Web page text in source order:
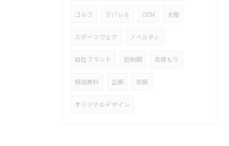
ゴルフ アパレル OEM 犬服
スポーツウェア ノベルティ
自社ブランド 短納期 見積もり
相談無料 企画 和服
オリジナルデザイン